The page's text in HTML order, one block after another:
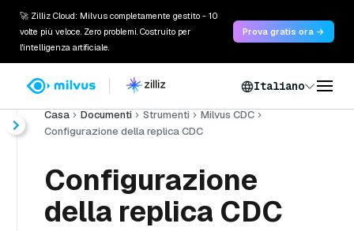
🚀 Zilliz Cloud: Milvus completamente gestito - 10
volte più veloce. Zero problemi. Costruito per
l'intelligenza artificiale.
Prova gratis ora →
Italiano
Casa Documenti Strumenti
Milvus CDC
Configurazione della replica CDC
Configurazione
della replica CDC